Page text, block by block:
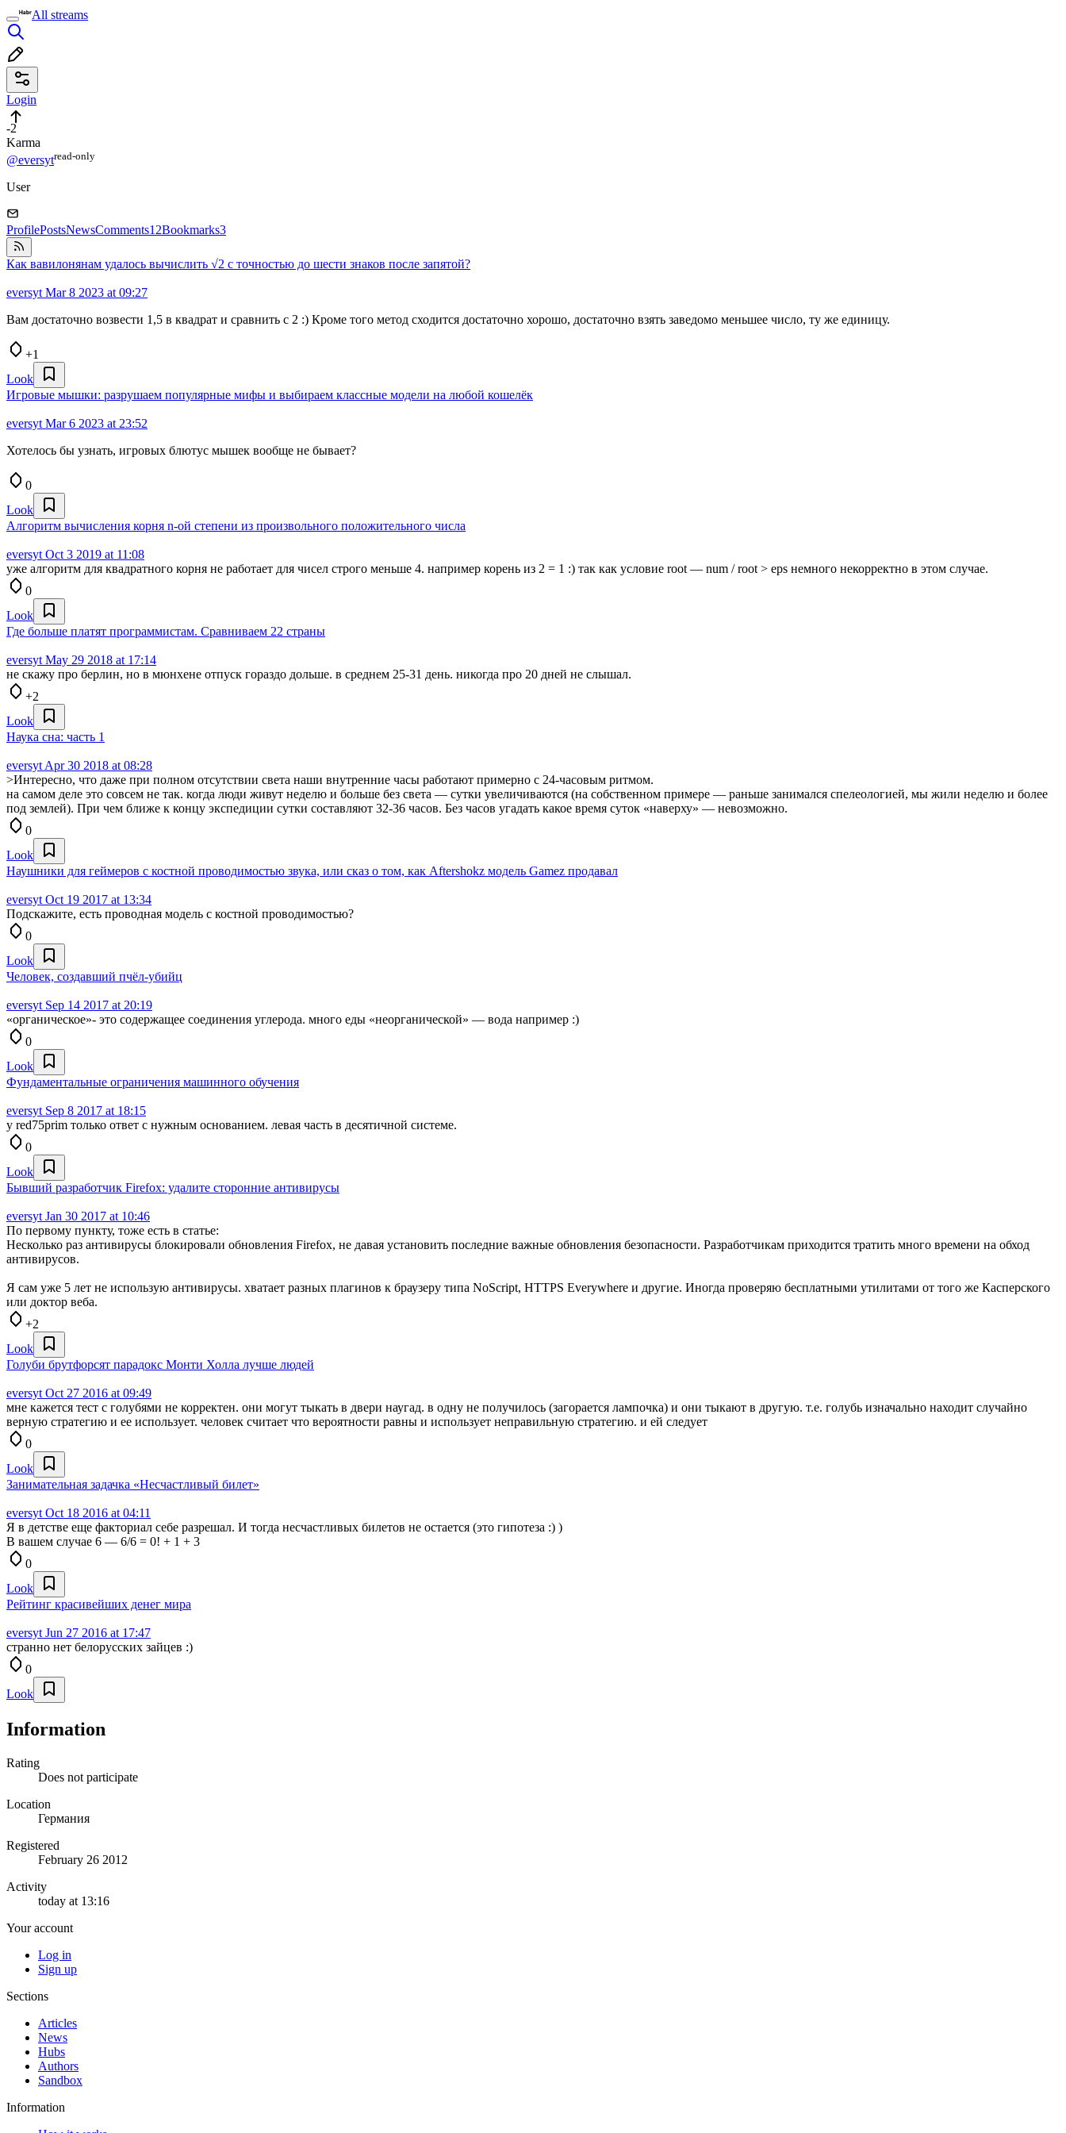
All streams
Login
-2
Karma
@eversytread⁠-⁠only
User
ProfilePostsNewsComments12Bookmarks3
Как вавилонянам удалось вычислить √2 с точностью до шести знаков после запятой?
eversyt Mar 8 2023 at 09:27
Вам достаточно возвести 1,5 в квадрат и сравнить с 2 :) Кроме того метод сходится достаточно хорошо, достаточно взять заведомо меньшее число, ту же единицу.
+1
Look
Игровые мышки: разрушаем популярные мифы и выбираем классные модели на любой кошелёк
eversyt Mar 6 2023 at 23:52
Хотелось бы узнать, игровых блютус мышек вообще не бывает?
0
Look
Алгоритм вычисления корня n-ой степени из произвольного положительного числа
eversyt Oct 3 2019 at 11:08
уже алгоритм для квадратного корня не работает для чисел строго меньше 4. например корень из 2 = 1 :) так как условие root — num / root > eps немного некорректно в этом случае.
0
Look
Где больше платят программистам. Сравниваем 22 страны
eversyt May 29 2018 at 17:14
не скажу про берлин, но в мюнхене отпуск гораздо дольше. в среднем 25-31 день. никогда про 20 дней не слышал.
+2
Look
Наука сна: часть 1
eversyt Apr 30 2018 at 08:28
>Интересно, что даже при полном отсутствии света наши внутренние часы работают примерно с 24-часовым ритмом.
на самом деле это совсем не так. когда люди живут неделю и больше без света — сутки увеличиваются (на собственном примере — раньше занимался спелеологией, мы жили неделю и более
под землей). При чем ближе к концу экспедиции сутки составляют 32-36 часов. Без часов угадать какое время суток «наверху» — невозможно.
0
Look
Наушники для геймеров с костной проводимостью звука, или сказ о том, как Aftershokz модель Gamez продавал
eversyt Oct 19 2017 at 13:34
Подскажите, есть проводная модель с костной проводимостью?
0
Look
Человек, создавший пчёл-убийц
eversyt Sep 14 2017 at 20:19
«органическое»- это содержащее соединения углерода. много еды «неорганической» — вода например :)
0
Look
Фундаментальные ограничения машинного обучения
eversyt Sep 8 2017 at 18:15
у red75prim только ответ с нужным основанием. левая часть в десятичной системе.
0
Look
Бывший разработчик Firefox: удалите сторонние антивирусы
eversyt Jan 30 2017 at 10:46
По первому пункту, тоже есть в статье:
Несколько раз антивирусы блокировали обновления Firefox, не давая установить последние важные обновления безопасности. Разработчикам приходится тратить много времени на обход
антивирусов.
Я сам уже 5 лет не использую антивирусы. хватает разных плагинов к браузеру типа NoScript, HTTPS Everywhere и другие. Иногда проверяю бесплатными утилитами от того же Касперского
или доктор веба.
+2
Look
Голуби брутфорсят парадокс Монти Холла лучше людей
eversyt Oct 27 2016 at 09:49
мне кажется тест с голубями не корректен. они могут тыкать в двери наугад. в одну не получилось (загорается лампочка) и они тыкают в другую. т.е. голубь изначально находит случайно
верную стратегию и ее использует. человек считает что вероятности равны и использует неправильную стратегию. и ей следует
0
Look
Занимательная задачка «Несчастливый билет»
eversyt Oct 18 2016 at 04:11
Я в детстве еще факториал себе разрешал. И тогда несчастливых билетов не остается (это гипотеза :) )
В вашем случае 6 — 6/6 = 0! + 1 + 3
0
Look
Рейтинг красивейших денег мира
eversyt Jun 27 2016 at 17:47
странно нет белорусских зайцев :)
0
Look
Information
Rating
Does not participate
Location
Германия
Registered
February 26 2012
Activity
today at 13:16
Your account
Log in
Sign up
Sections
Articles
News
Hubs
Authors
Sandbox
Information